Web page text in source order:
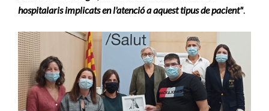
hospitalaris implicats en l'atenció a aquest tipus de pacient".